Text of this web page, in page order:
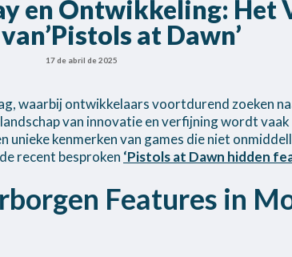
en Ontwikkeling: Het
at Dawn’
17 de abril de 2025
waarbij ontwikkelaars voortdurend zoeken
van innovatie en verfijning wordt
kenmerken van games die niet
recent besproken ‘Pistols at Dawn hidden
Features in